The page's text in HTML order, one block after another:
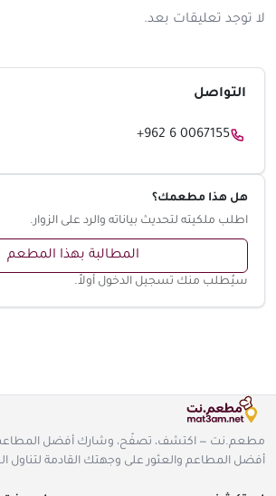
لا توجد تعليقات بعد.
التواصل
+962 6 0067155
هل هذا مطعمك؟
اطلب ملكيته لتحديث بياناته والرد على الزوار.
المطالبة بهذا المطعم
سيُطلب منك تسجيل الدخول أولاً.
مطعم.نت — اكتشف، تصفّح، وشارك أفضل
أفضل المطاعم والعثور على وجهتك القادمة لتناول